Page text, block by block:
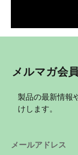
メルマガ会
製品の最新情報
けします。